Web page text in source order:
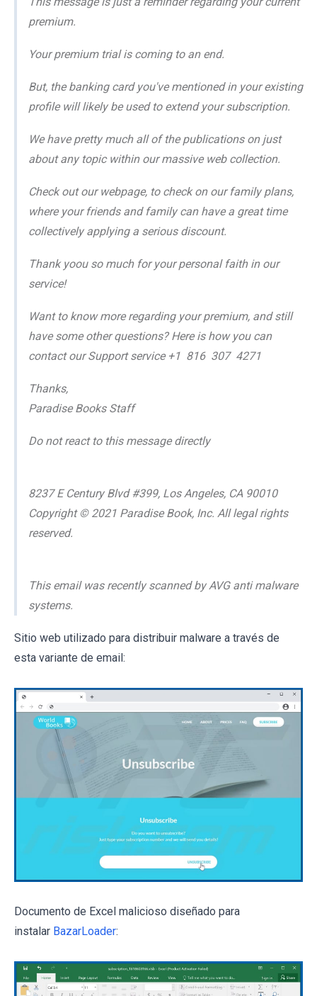
premium.
Your premium trial is coming to an end.
But, the banking card you've mentioned in your existing
profile will likely be used to extend your subscription.
We have pretty much all of the publications on just
about any topic within our massive web collection.
Check out our webpage, to check on our family plans,
where your friends and family can have a great time
collectively applying a serious discount.
Thank yoou so much for your personal faith in our
service!
Want to know more regarding your premium, and still
have some other questions? Here is how you can
contact our Support service +1 816 307 4271
Thanks,
Paradise Books Staff
Do not react to this message directly
8237 E Century Blvd #399, Los Angeles, CA 90010
Copyright © 2021 Paradise Book, Inc. All legal rights
reserved.
This email was recently scanned by AVG anti malware
systems.
Sitio web utilizado para distribuir malware a través de
esta variante de email:
Documento de Excel malicioso diseñado para
instalar BazarLoader: